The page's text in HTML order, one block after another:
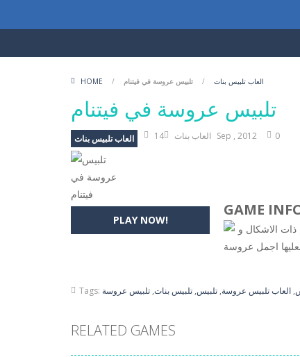
HOME / العاب تلبيس بنات / تلبيس عروسة في فيتنام
تلبيس عروسة في فيتنام
العاب تلبيس بنات العاب بنات 14 Sep , 2012 0
PLAY NOW!
GAME
ذات الاشكال و
Tags: , العاب تلبيس عروسة, تلبيس, تلبيس بنات, تلبيس عروسة
RELATED GAMES